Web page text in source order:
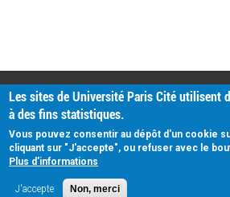
PRATIQUE
Plan d'accès
Intranet
Mentions légales
Données personnelles
Les sites de Université Paris Cité utilisent
à des fins statistiques.
Vous pouvez consentir au dépôt d'un cookie
cliquant sur "J'accepte", ou refuser avec le
Plus d'informations
J'accepte Non, merci